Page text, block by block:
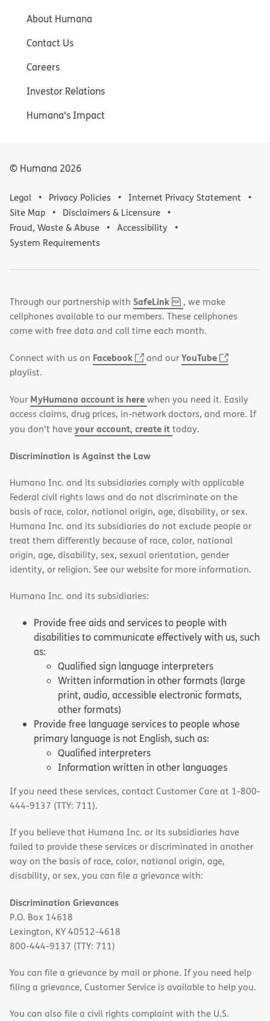
About Humana
Contact Us
Careers
Investor Relations
Humana's Impact
© Humana 2026
Legal Privacy Policies
Internet Privacy Statement
Site Map
Disclaimers & Licensure
Fraud, Waste & Abuse
Accessibility
System Requirements
Through our partnership with SafeLink,
PDF
(opens
in
new
, we make
cellphones available to our members. These cellphones
come with free data and call time each month.
Connect with us on Facebook
(opens
window)
and ourYouTube
(opens
window)
playlist.
Your MyHumana account is herewhen you need it. Easily
access claims, drug prices, in-network doctors, and more. If
you don’t haveyour account, create ittoday.
Discrimination is Against the Law
Humana Inc. and its subsidiaries comply with applicable
Federal civil rights laws and do not discriminate on the
basis of race, color, national origin, age, disability, or sex.
Humana Inc. and its subsidiaries do not exclude people or
treat them differently because of race, color, national
origin, age, disability, sex, sexual orientation, gender
identity, or religion. See our website for more information.
Humana Inc. and its subsidiaries:
Provide free aids and services to people with
disabilities to communicate effectively with us, such
as:
Qualified sign language interpreters
Written information in other formats (large
print, audio, accessible electronic formats,
other formats)
Provide free language services to people whose
primary language is not English, such as:
Qualified interpreters
Information written in other languages
If you need these services, contact Customer Care at 1-800-
444-9137 (TTY: 711).
If you believe that Humana Inc. or its subsidiaries have
failed to provide these services or discriminated in another
way on the basis of race, color, national origin, age,
disability, or sex, you can file a grievance with:
Discrimination Grievances
P.O. Box 14618
Lexington, KY 40512-4618
800-444-9137 (TTY: 711)
You can file a grievance by mail or phone. If you need help
filing a grievance, Customer Service is available to help you.
You can also file a civil rights complaint with the U.S.